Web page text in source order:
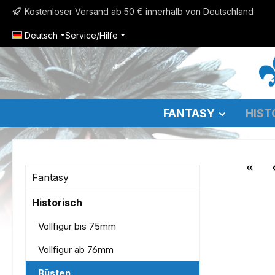
Hauptinhalt springen
Zur Suche springen
Zur Hauptnavigation springen
Kostenloser Versand ab 50 € innerhalb von Deutschland
Deutsch Service/Hilfe
FANTASY
Fantasy
Historisch
Vollfigur bis 75mm
Vollfigur ab 76mm